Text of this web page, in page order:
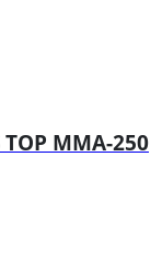
MMA-250